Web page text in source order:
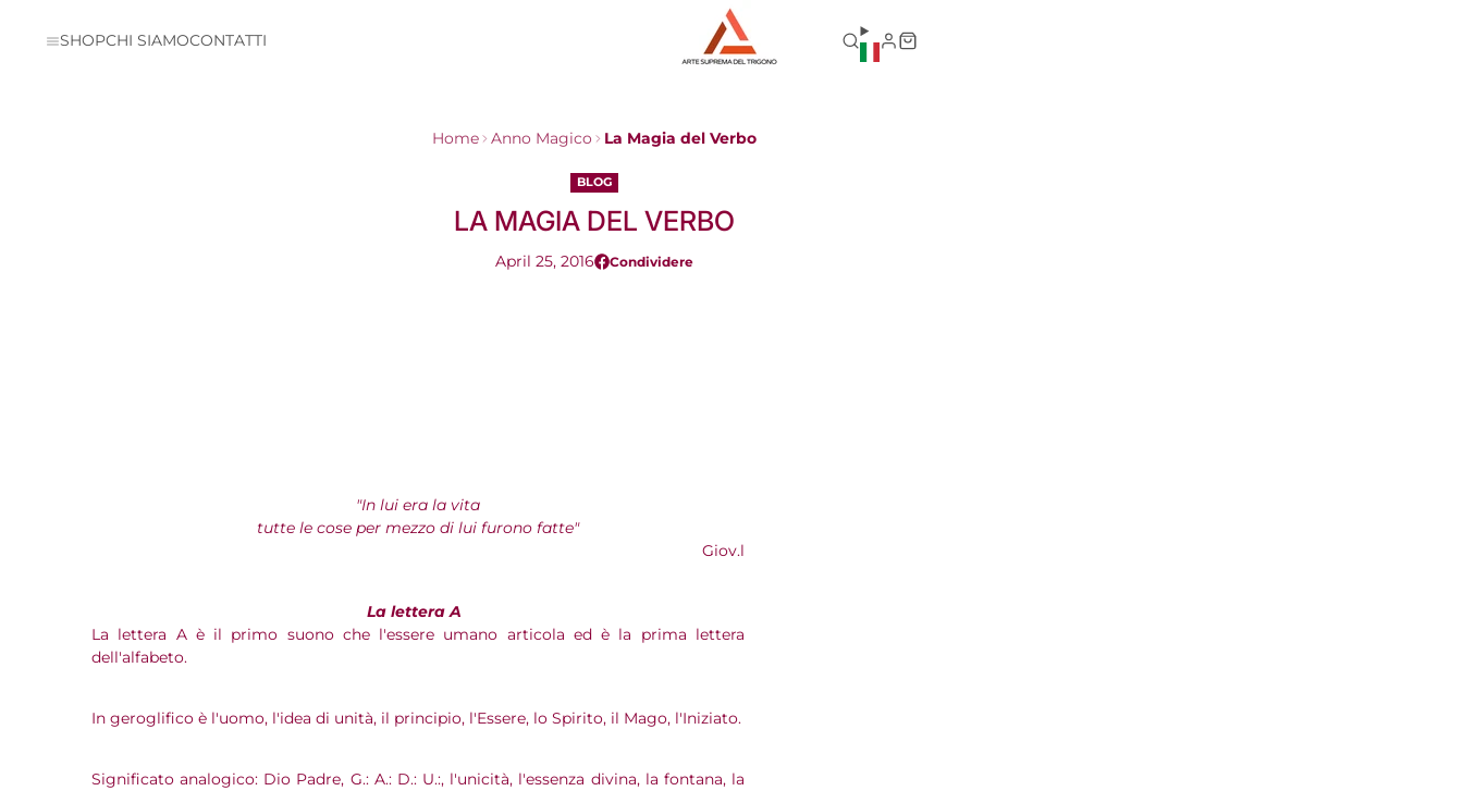
SHOPCHI SIAMOCONTATTI
Home Anno Magico La Magia del Verbo
BLOG
LA MAGIA DEL VERBO
April 25, 2016 Condividere
Condividi
Si
"In lui era la vita
tutte le cose per mezzo di lui furono fatte"
Giov.l
La lettera A
La lettera A è il primo suono che l'essere umano articola ed è la prima lettera
dell'alfabeto.
In geroglifico è l'uomo, l'idea di unità, il principio, l'Essere, lo Spirito, il Mago, l'Iniziato.
Significato analogico: Dio Padre, G.: A.: D.: U.:, l'unicità, l'essenza divina, la fontana, la